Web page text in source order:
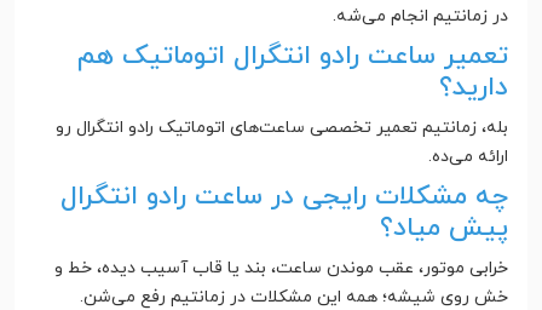
در زمانتیم انجام می‌شه.
تعمیر ساعت رادو انتگرال اتوماتیک هم
دارید؟
بله، زمانتیم تعمیر تخصصی ساعت‌های اتوماتیک رادو انتگرال رو
ارائه می‌ده.
چه مشکلات رایجی در ساعت رادو انتگرال
پیش میاد؟
خرابی موتور، عقب موندن ساعت، بند یا قاب آسیب دیده، خط و
خش روی شیشه؛ همه این مشکلات در زمانتیم رفع می‌شن.